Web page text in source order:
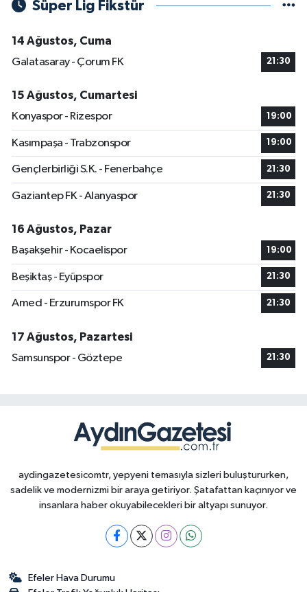
Süper Lig Fikstür
14 Ağustos, Cuma
Galatasaray - Çorum FK
21:30
15 Ağustos, Cumartesi
Konyaspor - Rizespor
19:00
Kasımpaşa - Trabzonspor 19:00
Gençlerbirliği S.K. - Fenerbahçe 21:30
Gaziantep FK - Alanyaspor 21:30
16 Ağustos, Pazar
Başakşehir - Kocaelispor
19:00
Beşiktaş - Eyüpspor 21:30
Amed - Erzurumspor FK 21:30
17 Ağustos, Pazartesi
Samsunspor - Göztepe
21:30
aydingazetesicomtr, yepyeni temasıyla sizleri buluştururken,
sadelik ve modernizmi bir araya getiriyor. Şatafattan kaçınıyor ve
insanlara haber okuyabilecekleri bir altyapı sunuyor.
Efeler Hava Durumu